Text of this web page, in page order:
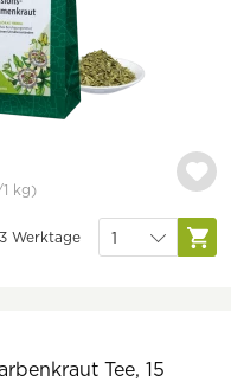
kg)
Werktage
Tee, 15